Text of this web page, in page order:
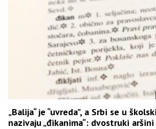
„Balija“ je “uvreda”, a Srbi se u
nazivaju „đikanima“: dvostruki